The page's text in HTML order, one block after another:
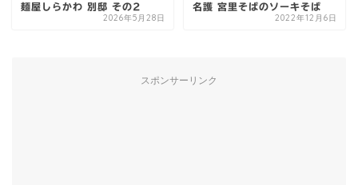
麺屋しらかわ 別邸 その2
2026年5月28日
名護 宮里そばのソーキそば
2022年12月6日
スポンサーリンク